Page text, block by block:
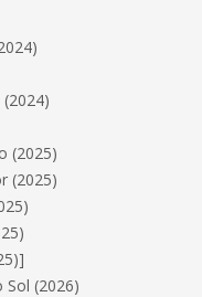
(2025)
(2025)
(2026)